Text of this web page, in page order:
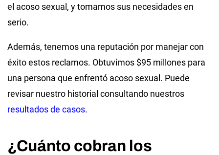
el acoso sexual, y tomamos sus necesidades en
serio.
Además, tenemos una reputación por manejar con
éxito estos reclamos. Obtuvimos $95 millones para
una persona que enfrentó acoso sexual. Puede
revisar nuestro historial consultando nuestros
resultados de casos.
¿Cuánto cobran los